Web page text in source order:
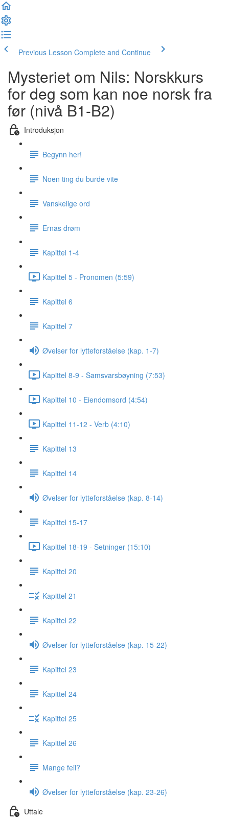
Previous Lesson Complete and Continue
Mysteriet om Nils: Norskkurs
for deg som kan noe norsk fra
før (nivå B1-B2)
Introduksjon
Begynn her!
Noen ting du burde vite
Vanskelige ord
Ernas drøm
Kapittel 1-4
Kapittel 5 - Pronomen (5:59)
Kapittel 6
Kapittel 7
Øvelser for lytteforståelse (kap. 1-7)
Kapittel 8-9 - Samsvarsbøyning (7:53)
Kapittel 10 - Eiendomsord (4:54)
Kapittel 11-12 - Verb (4:10)
Kapittel 13
Kapittel 14
Øvelser for lytteforståelse (kap. 8-14)
Kapittel 15-17
Kapittel 18-19 - Setninger (15:10)
Kapittel 20
Kapittel 21
Kapittel 22
Øvelser for lytteforståelse (kap. 15-22)
Kapittel 23
Kapittel 24
Kapittel 25
Kapittel 26
Mange feil?
Øvelser for lytteforståelse (kap. 23-26)
Uttale